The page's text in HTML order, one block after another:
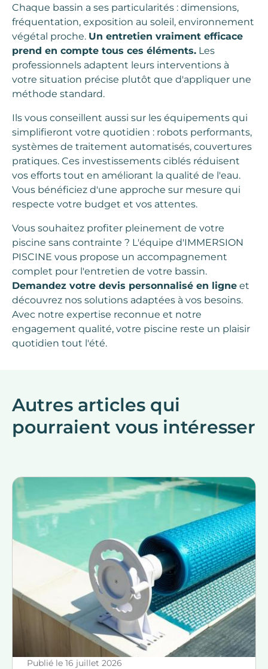
Chaque bassin a ses particularités : dimensions,
fréquentation, exposition au soleil, environnement
végétal proche. Un entretien vraiment efficace
prend en compte tous ces éléments. Les
professionnels adaptent leurs interventions à
votre situation précise plutôt que d'appliquer une
méthode standard.
Ils vous conseillent aussi sur les équipements qui
simplifieront votre quotidien : robots performants,
systèmes de traitement automatisés, couvertures
pratiques. Ces investissements ciblés réduisent
vos efforts tout en améliorant la qualité de l'eau.
Vous bénéficiez d'une approche sur mesure qui
respecte votre budget et vos attentes.
Vous souhaitez profiter pleinement de votre
piscine sans contrainte ? L'équipe d'IMMERSION
PISCINE vous propose un accompagnement
complet pour l'entretien de votre bassin.
Demandez votre devis personnalisé en ligne et
découvrez nos solutions adaptées à vos besoins.
Avec notre expertise reconnue et notre
engagement qualité, votre piscine reste un plaisir
quotidien tout l'été.
Autres articles qui
pourraient vous intéresser
Publié le 16 juillet 2026